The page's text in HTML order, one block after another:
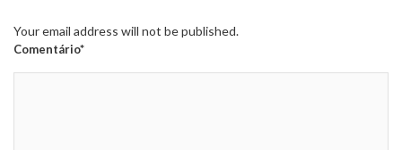
Your email address will not be published.
Comentário*